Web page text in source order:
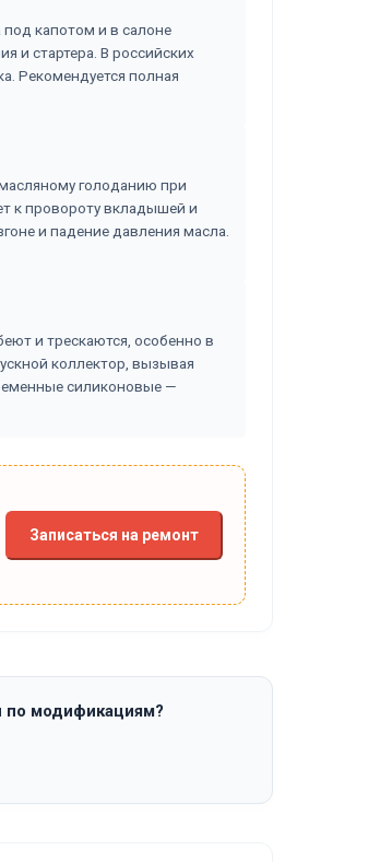
под капотом и в салоне
и стартера. В российских
Рекомендуется полная
голоданию при
к провороту вкладышей и
и падение давления масла.
и трескаются, особенно в
коллектор, вызывая
силиконовые —
Записаться на ремонт
по модификациям?